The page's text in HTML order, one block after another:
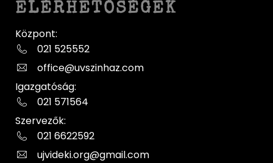
ELÉRHETŐSÉGEK
Központ:
021 525552
office@uvszinhaz.com
Igazgatóság:
021 571564
Szervezők:
021 6622592
ujvideki.org@gmail.com